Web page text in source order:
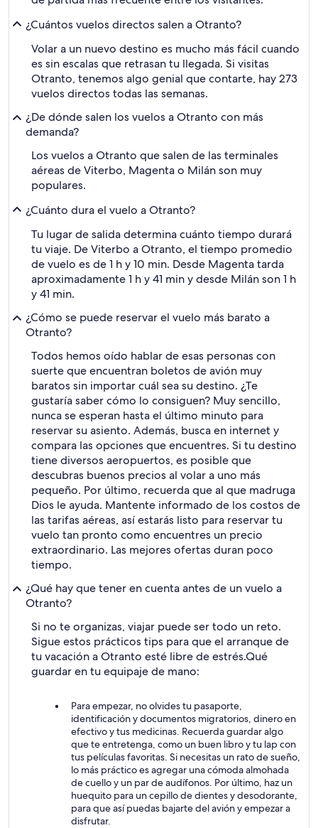
¿Cuántos vuelos directos salen a Otranto?
Volar a un nuevo destino es mucho más fácil cuando
es sin escalas que retrasan tu llegada. Si visitas
Otranto, tenemos algo genial que contarte, hay 273
vuelos directos todas las semanas.
¿De dónde salen los vuelos a Otranto con más
demanda?
Los vuelos a Otranto que salen de las terminales
aéreas de Viterbo, Magenta o Milán son muy
populares.
¿Cuánto dura el vuelo a Otranto?
Tu lugar de salida determina cuánto tiempo durará
tu viaje. De Viterbo a Otranto, el tiempo promedio
de vuelo es de 1 h y 10 min. Desde Magenta tarda
aproximadamente 1 h y 41 min y desde Milán son 1 h
y 41 min.
¿Cómo se puede reservar el vuelo más barato a
Otranto?
Todos hemos oído hablar de esas personas con
suerte que encuentran boletos de avión muy
baratos sin importar cuál sea su destino. ¿Te
gustaría saber cómo lo consiguen? Muy sencillo,
nunca se esperan hasta el último minuto para
reservar su asiento. Además, busca en internet y
compara las opciones que encuentres. Si tu destino
tiene diversos aeropuertos, es posible que
descubras buenos precios al volar a uno más
pequeño. Por último, recuerda que al que madruga
Dios le ayuda. Mantente informado de los costos de
las tarifas aéreas, así estarás listo para reservar tu
vuelo tan pronto como encuentres un precio
extraordinario. Las mejores ofertas duran poco
tiempo.
¿Qué hay que tener en cuenta antes de un vuelo a
Otranto?
Si no te organizas, viajar puede ser todo un reto.
Sigue estos prácticos tips para que el arranque de
tu vacación a Otranto esté libre de estrés.Qué
guardar en tu equipaje de mano:
Para empezar, no olvides tu pasaporte,
identificación y documentos migratorios, dinero en
efectivo y tus medicinas. Recuerda guardar algo
que te entretenga, como un buen libro y tu lap con
tus películas favoritas. Si necesitas un rato de sueño,
lo más práctico es agregar una cómoda almohada
de cuello y un par de audífonos. Por último, haz un
huequito para un cepillo de dientes y desodorante,
para que así puedas bajarte del avión y empezar a
disfrutar.